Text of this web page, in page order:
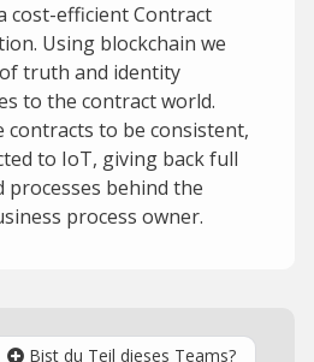
cost-efficient Contract
Using blockchain we
truth and identity
to the contract world.
contracts to be consistent,
to IoT, giving back full
behind the
process owner.
Bist du Teil dieses Teams?